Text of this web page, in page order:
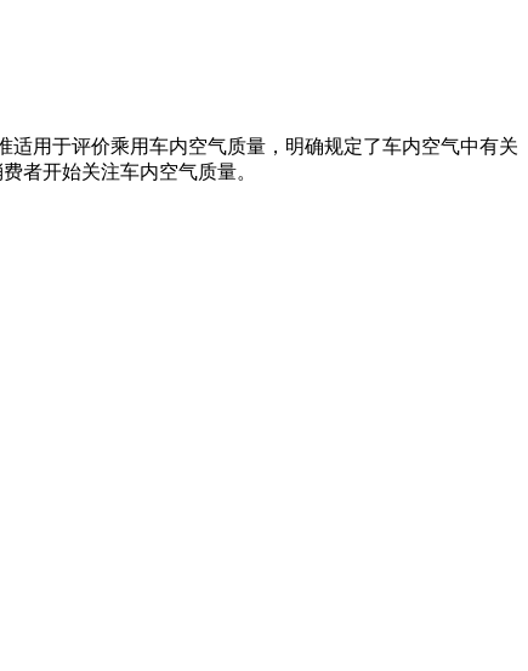
用于评价乘用车内空气质量，明确规定了车内空气中有关
者开始关注车内空气质量。